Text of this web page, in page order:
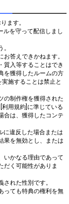
ます。
ルを守って配信しまし
答えできかねます。
質入等することはでき
を獲得したルームの方
施することは禁止と
の制作権を獲得された
用規約]に準じている
合は、獲得したコンテ
に違反した場合または
果を無効とし、または
いかなる理由であって
だく可能性がありま
れた性別です。
っても特典の権利を無